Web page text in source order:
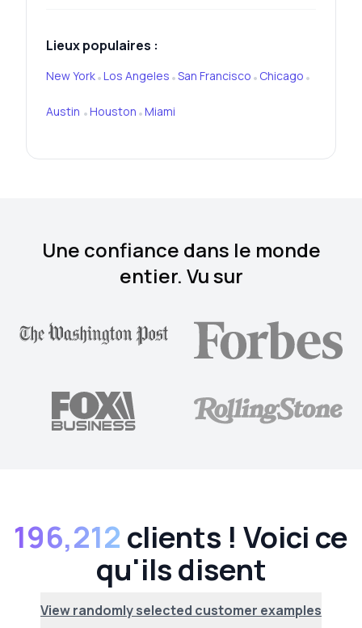
Lieux populaires :
New York•Los Angeles •San Francisco • Chicago •
Austin •Houston •Miami
Une confiance dans le monde
entier. Vu sur
196,212 clients ! Voici ce
qu'ils disent
View randomly selected customer examples